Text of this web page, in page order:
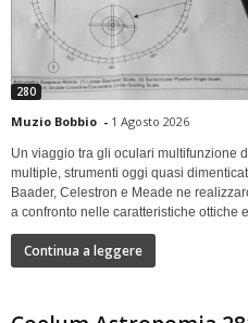
280
Muzio Bobbio - 1 Agosto 2026
Un viaggio tra gli oculari multifunzione
multiple, strumenti oggi quasi
Baader, Celestron e Meade ne
a confronto nelle caratteristiche ottiche
Continua a leggere